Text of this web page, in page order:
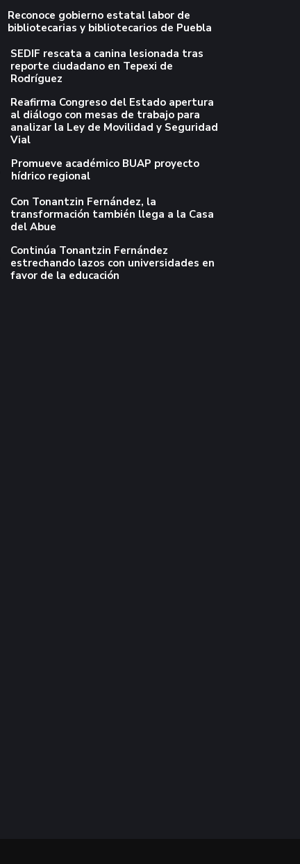
Reconoce gobierno estatal labor de
bibliotecarias y bibliotecarios de Puebla
SEDIF rescata a canina lesionada tras
reporte ciudadano en Tepexi de
Rodríguez
Reafirma Congreso del Estado apertura
al diálogo con mesas de trabajo para
analizar la Ley de Movilidad y Seguridad
Vial
Promueve académico BUAP proyecto
hídrico regional
Con Tonantzin Fernández, la
transformación también llega a la Casa
del Abue
Continúa Tonantzin Fernández
estrechando lazos con universidades en
favor de la educación